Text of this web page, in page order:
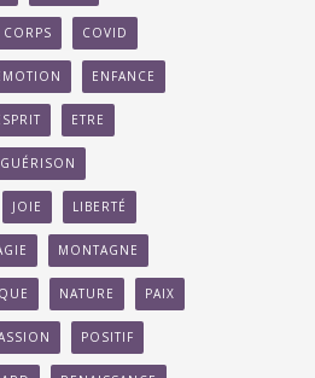
CORPS COVID
ENFANCE
ETRE
GUÉRISON
JOIE LIBERTÉ
MONTAGNE
NATURE PAIX
POSITIF